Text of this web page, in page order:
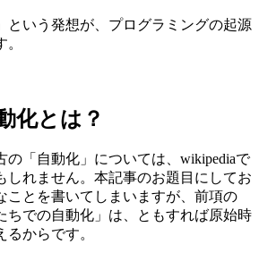
という発想が、プログラミングの起源
化とは？
の「自動化」については、wikipediaで
しれません。本記事のお題目にしてお
ことを書いてしまいますが、前項の
ちでの自動化」は、ともすれば原始時
からです。